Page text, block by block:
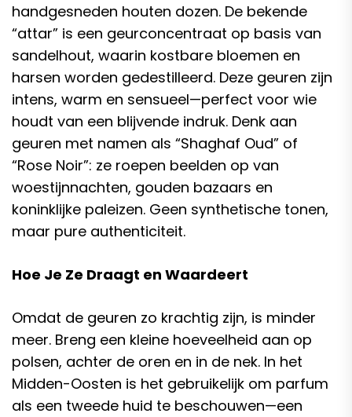
handgesneden houten dozen. De bekende
“attar” is een geurconcentraat op basis van
sandelhout, waarin kostbare bloemen en
harsen worden gedestilleerd. Deze geuren zijn
intens, warm en sensueel—perfect voor wie
houdt van een blijvende indruk. Denk aan
geuren met namen als “Shaghaf Oud” of
“Rose Noir”: ze roepen beelden op van
woestijnnachten, gouden bazaars en
koninklijke paleizen. Geen synthetische tonen,
maar pure authenticiteit.
Hoe Je Ze Draagt en Waardeert
Omdat de geuren zo krachtig zijn, is minder
meer. Breng een kleine hoeveelheid aan op
polsen, achter de oren en in de nek. In het
Midden-Oosten is het gebruikelijk om parfum
als een tweede huid te beschouwen—een